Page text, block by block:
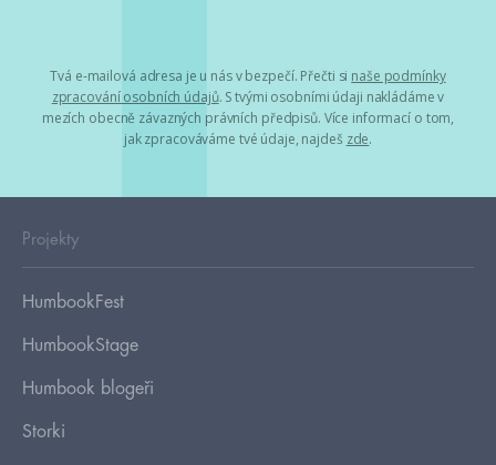
Tvá e-mailová adresa je u nás v bezpečí. Přečti si naše podmínky
zpracování osobních údajů. S tvými osobními údaji nakládáme v
mezích obecně závazných právních předpisů. Více informací o tom,
jak zpracováváme tvé údaje, najdeš zde.
Projekty
HumbookFest
HumbookStage
Humbook blogeři
Storki